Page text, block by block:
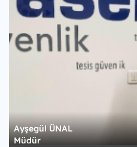
Ayşegül ÜNAL
Müdür